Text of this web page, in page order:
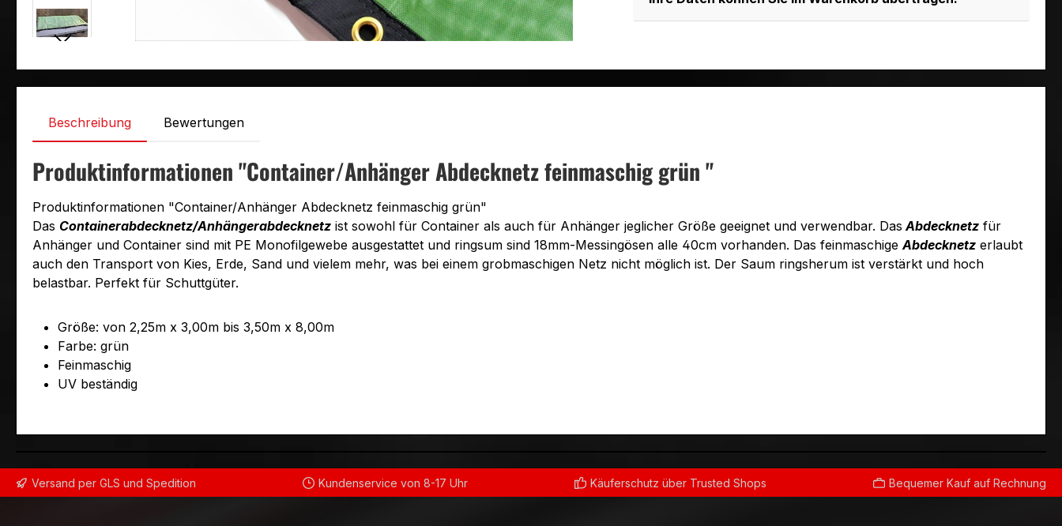
Beschreibung Bewertungen
Produktinformationen "Container/Anhänger Abdecknetz feinmaschig grün "
Produktinformationen "Container/Anhänger Abdecknetz feinmaschig grün"
Das Containerabdecknetz/Anhängerabdecknetz ist sowohl für Container als auch für Anhänger jeglicher Größe geeignet und verwendbar. Das Abdecknetz für
Anhänger und Container sind mit PE Monofilgewebe ausgestattet und ringsum sind 18mm-Messingösen alle 40cm vorhanden. Das feinmaschigeAbdecknetz erlaubt
auch den Transport von Kies, Erde, Sand und vielem mehr, was bei einem grobmaschigen Netz nicht möglich ist. Der Saum ringsherum ist verstärkt und hoch
belastbar. Perfekt für Schuttgüter.
Größe: von 2,25m x 3,00m bis 3,50m x 8,00m
Farbe: grün
Feinmaschig
UV beständig
Versand per GLS und Spedition Kundenservice von 8-17 Uhr Käuferschutz über Trusted Shops Bequemer Kauf auf Rechnung